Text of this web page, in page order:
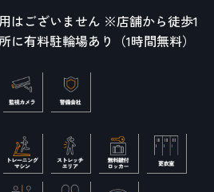
はございません ※店舗から徒歩1
に有料駐輪場あり（1時間無料）